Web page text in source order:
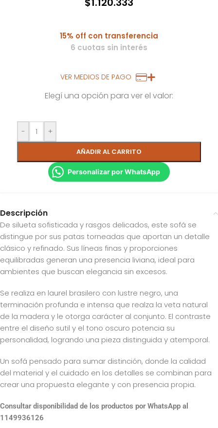
15% off con transferencia
6 cuotas sin interés
VER MEDIOS DE PAGO
Elegí una opción para ver el valor:
- +
AÑADIR AL CARRITO
Personalizar por WhatsApp
Descripción
De silueta sofisticada y rasgos delicados, este sofá se
distingue por sus patas torneadas que aportan un detalle
clásico y refinado. Sus líneas finas y proporciones
equilibradas generan una presencia liviana, ideal para
ambientes que buscan elegancia sin excesos.
Se realiza en laurel brasilero con lustre negro, una
terminación profunda e intensa que realza la veta natural
de la madera y le otorga carácter al conjunto. El contraste
entre el diseño sutil y el tono oscuro potencia su
personalidad, logrando una pieza distinguida y atemporal.
Un sofá pensado para sumar distinción, donde la calidad
del material y el cuidado en los detalles se combinan para
crear una propuesta elegante y con presencia propia.
Consultar disponibilidad de los productos por WhatsApp al
1149936126